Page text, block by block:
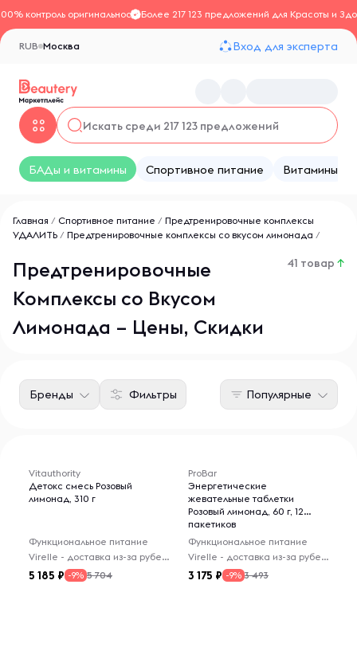
контроль оригинальностиБолее 217 123 предложений для Красоты и
Москва
RUB Вход для эксперта
БАДы и витамины Спортивное питание Витамины
Главная / Спортивное питание / Предтренировочные комплексы
УДАЛИТЬ / Предтренировочные комплексы со вкусом лимонада /
Предтренировочные
Комплексы со Вкусом
Лимонада – Цены, Скидки
41 товар ↑
Фильтры
Бренды Популярные
Vitauthority
Детокс смесь Розовый
лимонад, 310 г
Функциональное питание
Virelle - доставка из-за рубежа
5 185 -9% 5 704
ProBar
Энергетические
жевательные таблетки
Розовый лимонад, 60 г, 12
пакетиков
Функциональное питание
Virelle - доставка из-за рубежа
3 175 -9% 3 493